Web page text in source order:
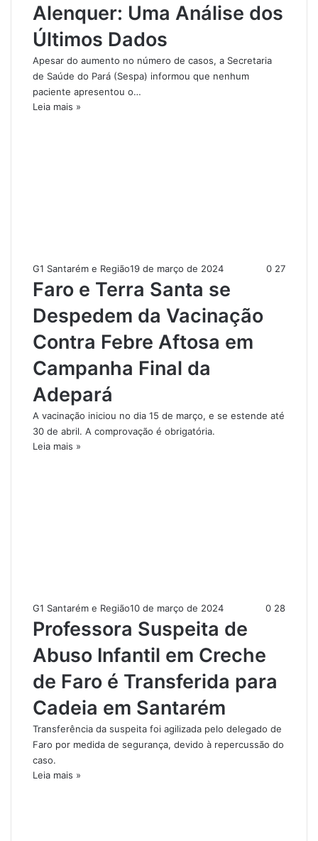
Alenquer: Uma Análise dos
Últimos Dados
Apesar do aumento no número de casos, a Secretaria
de Saúde do Pará (Sespa) informou que nenhum
paciente apresentou o…
Leia mais »
G1 Santarém e Região19 de março de 2024 0 27
Faro e Terra Santa se
Despedem da Vacinação
Contra Febre Aftosa em
Campanha Final da
Adepará
A vacinação iniciou no dia 15 de março, e se estende até
30 de abril. A comprovação é obrigatória.
Leia mais »
G1 Santarém e Região10 de março de 2024 0 28
Professora Suspeita de
Abuso Infantil em Creche
de Faro é Transferida para
Cadeia em Santarém
Transferência da suspeita foi agilizada pelo delegado de
Faro por medida de segurança, devido à repercussão do
caso.
Leia mais »